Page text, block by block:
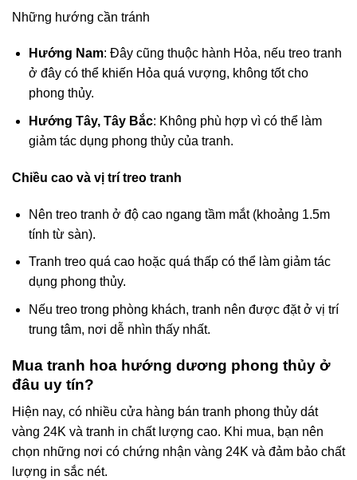
Những hướng cần tránh
Hướng Nam: Đây cũng thuộc hành Hỏa, nếu treo tranh
ở đây có thể khiến Hỏa quá vượng, không tốt cho
phong thủy.
Hướng Tây, Tây Bắc: Không phù hợp vì có thể làm
giảm tác dụng phong thủy của tranh.
Chiều cao và vị trí treo tranh
Nên treo tranh ở độ cao ngang tầm mắt (khoảng 1.5m
tính từ sàn).
Tranh treo quá cao hoặc quá thấp có thể làm giảm tác
dụng phong thủy.
Nếu treo trong phòng khách, tranh nên được đặt ở vị trí
trung tâm, nơi dễ nhìn thấy nhất.
Mua tranh hoa hướng dương phong thủy ở
đâu uy tín?
Hiện nay, có nhiều cửa hàng bán tranh phong thủy dát
vàng 24K và tranh in chất lượng cao. Khi mua, bạn nên
chọn những nơi có chứng nhận vàng 24K và đảm bảo chất
lượng in sắc nét.